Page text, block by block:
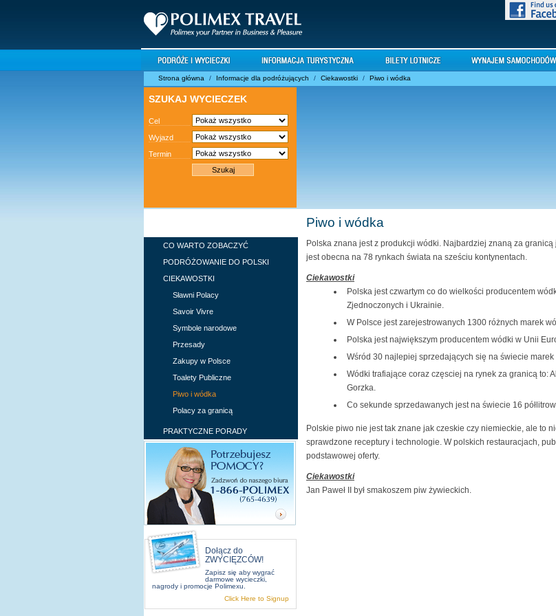
Strona główna / Informacje dla podróżujących / Ciekawostki / Piwo i wódka
SZUKAJ WYCIECZEK
Cel
Wyjazd
Termin
CO WARTO ZOBACZYĆ
PODRÓŻOWANIE DO POLSKI
CIEKAWOSTKI
Sławni Polacy
Savoir Vivre
Symbole narodowe
Przesady
Zakupy w Polsce
Toalety Publiczne
Piwo i wódka
Polacy za granicą
PRAKTYCZNE PORADY
Dołącz do
ZWYCIĘZCÓW!
Zapisz się aby wygrać
darmowe wycieczki,
nagrody i promocje Polimexu.
Click Here to Signup
Piwo i wódka
Polska znana jest z produkcji wódki. Najbardziej znaną za
jest obecna na 78 rynkach świata na sześciu kontynentach.
Ciekawostki
Polska jest czwartym co do wielkości producentem
Zjednoczonych i Ukrainie.
W Polsce jest zarejestrowanych 1300 różnych marek
Polska jest największym producentem wódki w Unii
Wśród 30 najlepiej sprzedających się na świecie marek
Wódki trafiające coraz częsciej na rynek za granicą to:
Gorzka.
Co sekunde sprzedawanych jest na świecie 16
Polskie piwo nie jest tak znane jak czeskie czy niemieckie, ale to
sprawdzone receptury i technologie. W polskich restauracjach,
podstawowej oferty.
Ciekawostki
Jan Paweł II był smakoszem piw żywieckich.
O Polimex Travel
Centralna Europa